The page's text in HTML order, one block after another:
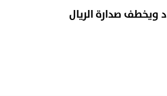
ويخطف صدارة الريال